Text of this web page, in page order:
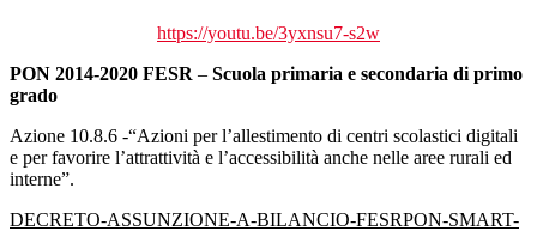
https://youtu.be/3yxnsu7-s2w
PON 2014-2020 FESR – Scuola primaria e secondaria di primo
grado
Azione 10.8.6 -“Azioni per l’allestimento di centri scolastici digitali
e per favorire l’attrattività e l’accessibilità anche nelle aree rurali ed
interne”.
DECRETO-ASSUNZIONE-A-BILANCIO-FESRPON-SMART-